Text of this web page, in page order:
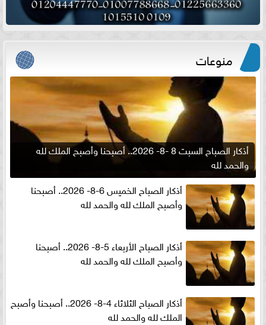
منوعات
أذكار الصباح السبت 8 -8- 2026.. أصبحنا وأصبح الملك لله
والحمد لله
أذكار الصباح الخميس 6-8- 2026.. أصبحنا
وأصبح الملك لله والحمد لله
أذكار الصباح الأربعاء 5-8- 2026.. أصبحنا
وأصبح الملك لله والحمد لله
أذكار الصباح الثلاثاء 4-8- 2026.. أصبحنا وأصبح
الملك لله والحمد لله